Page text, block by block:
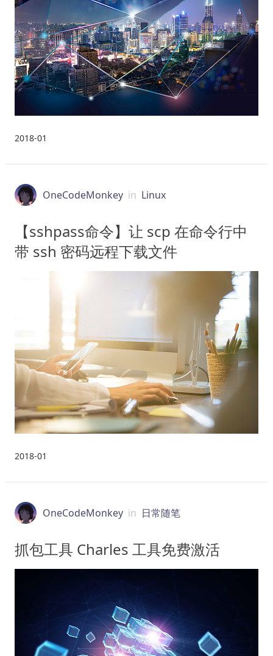
2018-01
OneCodeMonkey in Linux
【sshpass命令】让 scp 在命令行中
带 ssh 密码远程下载文件
2018-01
OneCodeMonkey in 日常随笔
抓包工具 Charles 工具免费激活